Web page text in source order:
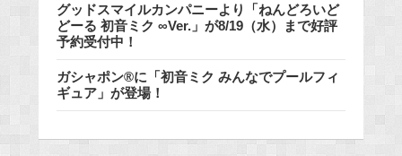
グッドスマイルカンパニーより「ねんどろいど
どーる 初音ミク ∞Ver.」が8/19（水）まで好評
予約受付中！
ガシャポン®に「初音ミク みんなでプールフィ
ギュア」が登場！